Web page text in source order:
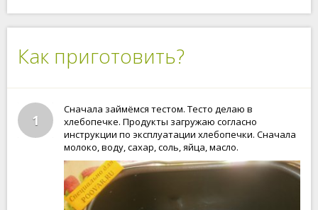
Как приготовить?
1
Сначала займёмся тестом. Тесто делаю в
хлебопечке. Продукты загружаю согласно
инструкции по эксплуатации хлебопечки. Сначала
молоко, воду, сахар, соль, яйца, масло.